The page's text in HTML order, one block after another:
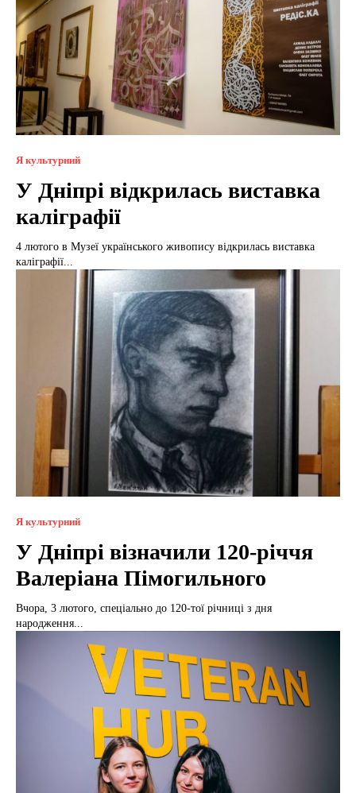
Я культурний
У Дніпрі відкрилась виставка
каліграфії
4 лютого в Музеї українського живопису відкрилась виставка
каліграфії...
Я культурний
У Дніпрі візначили 120-річчя
Валеріана Пімогильного
Вчора, 3 лютого, спеціально до 120-тої річниці з дня
народження...